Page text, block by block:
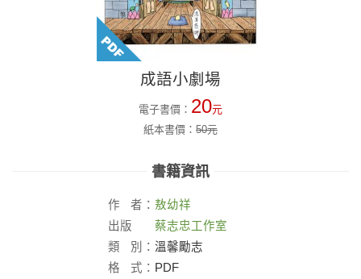
成語小劇場
電子書價： 20元
紙本書價： 50元
書籍資訊
作 者： 敖幼祥
出版
社：
蔡志忠工作室
類
別： 溫馨勵志
格
式： PDF